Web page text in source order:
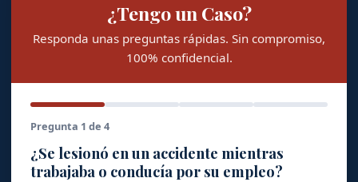
¿Tengo un Caso?
Responda unas preguntas rápidas. Sin compromiso,
100% confidencial.
Pregunta 1 de 4
¿Se lesionó en un accidente mientras
trabajaba o conducía por su empleo?